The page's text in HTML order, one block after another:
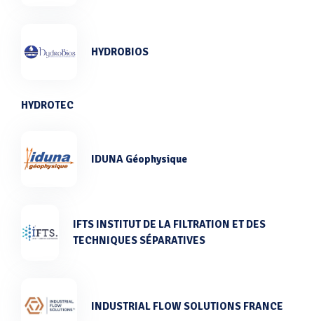
HYDROBIOS
HYDROTEC
IDUNA Géophysique
IFTS INSTITUT DE LA FILTRATION ET DES
TECHNIQUES SÉPARATIVES
INDUSTRIAL FLOW SOLUTIONS FRANCE